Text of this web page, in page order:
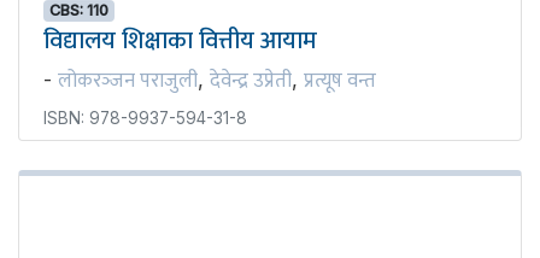
CBS: 110
विद्यालय शिक्षाका वित्तीय आयाम
- लोकरञ्‍जन पराजुली, देवेन्द्र उप्रेती, प्रत्यूष वन्त
ISBN: 978-9937-594-31-8